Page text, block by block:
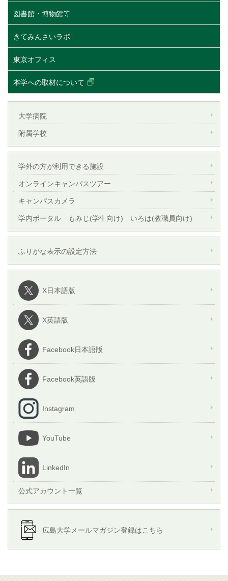
図書館・博物館等
きてみんさいラボ
東京オフィス
本学への取材について
大学病院
附属学校
学外の方が利用できる施設
オンラインキャンパスツアー
キャンパスカメラ
学内ポータル もみじ(学生向け) いろは(教職員向け)
ふりがな表示の設定方法
X日本語版
X英語版
Facebook日本語版
Facebook英語版
Instagram
YouTube
LinkedIn
公式アカウント一覧
広島大学メールマガジン登録はこちら